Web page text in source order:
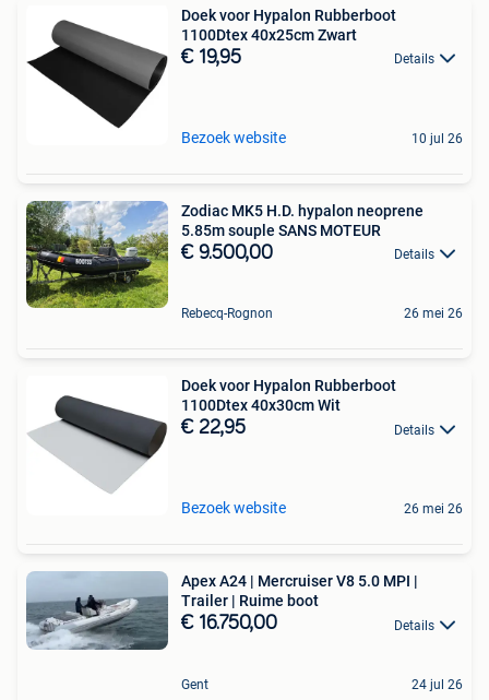
Doek voor Hypalon Rubberboot
1100Dtex 40x25cm Zwart
€ 19,95 Details
Bezoek website 10 jul 26
Zodiac MK5 H.D. hypalon neoprene
5.85m souple SANS MOTEUR
€ 9.500,00 Details
Rebecq-Rognon 26 mei 26
Doek voor Hypalon Rubberboot
1100Dtex 40x30cm Wit
€ 22,95 Details
Bezoek website 26 mei 26
Apex A24 | Mercruiser V8 5.0 MPI |
Trailer | Ruime boot
€ 16.750,00 Details
Gent 24 jul 26